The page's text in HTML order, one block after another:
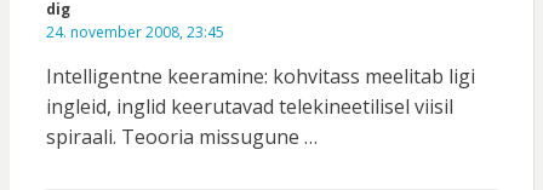
dig
24. november 2008, 23:45
Intelligentne keeramine: kohvitass meelitab ligi
ingleid, inglid keerutavad telekineetilisel viisil
spiraali. Teooria missugune …